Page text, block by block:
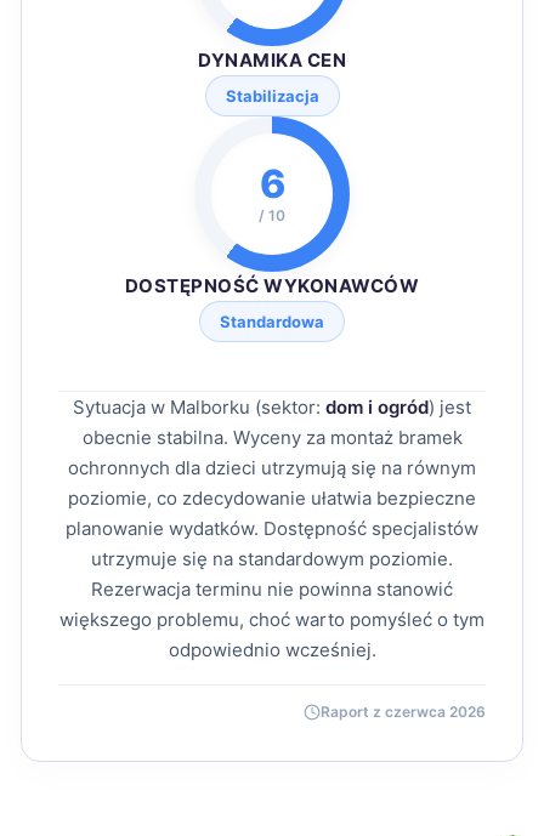
DYNAMIKA CEN
Stabilizacja
6
/ 10
DOSTĘPNOŚĆ WYKONAWCÓW
Standardowa
Sytuacja w Malborku (sektor: dom i ogród) jest
obecnie stabilna. Wyceny za montaż bramek
ochronnych dla dzieci utrzymują się na równym
poziomie, co zdecydowanie ułatwia bezpieczne
planowanie wydatków. Dostępność specjalistów
utrzymuje się na standardowym poziomie.
Rezerwacja terminu nie powinna stanowić
większego problemu, choć warto pomyśleć o tym
odpowiednio wcześniej.
Raport z czerwca 2026